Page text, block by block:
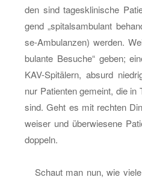
ses
Nord
den sind ta­ges­kli­ni­sche
gend „spi­tals­am­bu­lant
se-Am­bu­lan­zen) wer­den.
bu­lan­te Be­su­che“ geben;
KAV-Spi­tä­lern, ab­surd
nur Pa­ti­en­ten ge­meint, die in
sind. Geht es mit rech­ten
wei­ser und über­wie­se­ne
dop­peln.
Schaut man nun, wie